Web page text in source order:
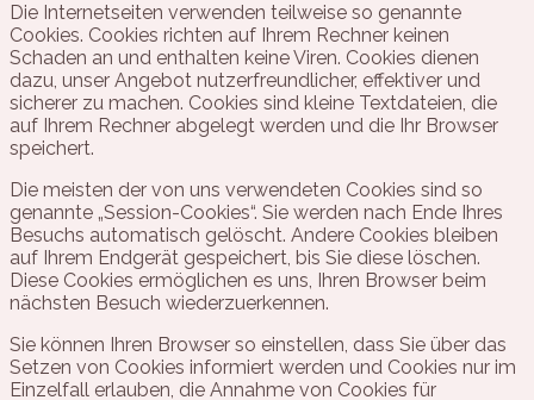
Die Internetseiten verwenden teilweise so genannte
Cookies. Cookies richten auf Ihrem Rechner keinen
Schaden an und enthalten keine Viren. Cookies dienen
dazu, unser Angebot nutzerfreundlicher, effektiver und
sicherer zu machen. Cookies sind kleine Textdateien, die
auf Ihrem Rechner abgelegt werden und die Ihr Browser
speichert.
Die meisten der von uns verwendeten Cookies sind so
genannte „Session-Cookies“. Sie werden nach Ende Ihres
Besuchs automatisch gelöscht. Andere Cookies bleiben
auf Ihrem Endgerät gespeichert, bis Sie diese löschen.
Diese Cookies ermöglichen es uns, Ihren Browser beim
nächsten Besuch wiederzuerkennen.
Sie können Ihren Browser so einstellen, dass Sie über das
Setzen von Cookies informiert werden und Cookies nur im
Einzelfall erlauben, die Annahme von Cookies für